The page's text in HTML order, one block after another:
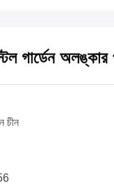
গার্ডেন অলঙ্কার
চীন